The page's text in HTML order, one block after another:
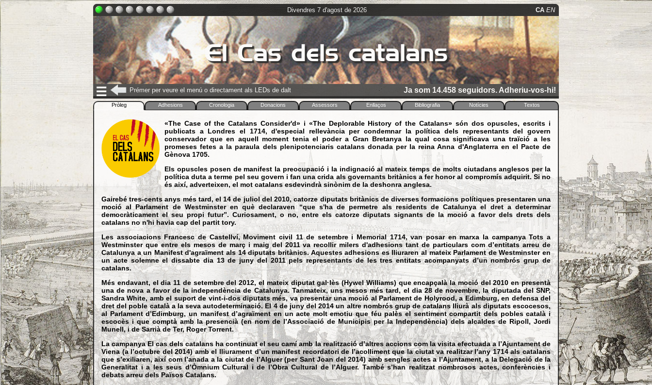
Divendres 7 d'agost de 2026 CA EN
El Cas dels catalans
☰ Prémer per veure el menú o directament als LEDs de dalt Ja som 14.458 seguidors. Adheriu-vos-hi!
Pròleg Adhesions Cronologia Donacions Assessors Enllaços Bibliografia Notícies Textos
«The Case of the Catalans Consider'd» i «The Deplorable History of the Catalans» són dos opuscles, escrits i
publicats a Londres el 1714, d'especial rellevància per condemnar la política dels representants del govern
conservador que en aquell moment tenia el poder a Gran Bretanya la qual cosa significava una traïció a les
promeses fetes a la paraula dels plenipotenciaris catalans donada per la reina Anna d'Anglaterra en el Pacte de
Gènova 1705.
Els opuscles posen de manifest la preocupació i la indignació al mateix temps de molts ciutadans anglesos per la
política duta a terme pel seu govern i fan una crida als governants britànics a fer honor al compromís adquirit. Si no
és així, adverteixen, el mot catalans esdevindrà sinònim de la deshonra anglesa.
Gairebé tres-cents anys més tard, el 14 de juliol del 2010, catorze diputats britànics de diverses formacions polítiques presentaren una
moció al Parlament de Westminster en què declaraven “que s'ha de permetre als residents de Catalunya el dret a determinar
democràticament el seu propi futur”. Curiosament, o no, entre els catorze diputats signants de la moció a favor dels drets dels
catalans no n'hi havia cap del partit tory.
Les associacions Francesc de Castellví, Moviment civil 11 de setembre i Memorial 1714, van posar en marxa la campanya Tots a
Westminster que entre els mesos de març i maig del 2011 va recollir milers d'adhesions tant de particulars com d’entitats arreu de
Catalunya a un Manifest d'agraïment als 14 diputats britànics. Aquestes adhesions es lliuraren al mateix Parlament de Westminster en
un acte solemne el dissabte dia 13 de juny del 2011 pels representants de les tres entitats acompanyats d’un nombrós grup de
catalans.
Més endavant, el dia 11 de setembre del 2012, el mateix diputat gal·lès (Hywel Williams) que encapçalà la moció del 2010 en presentà
una de nova a favor de la independència de Catalunya. Tanmateix, uns mesos més tard, el dia 28 de novembre, la diputada del SNP,
Sandra White, amb el suport de vint-i-dos diputats més, va presentar una moció al Parlament de Holyrood, a Edimburg, en defensa del
dret del poble català a la seva autodeterminació. El 4 de juny del 2014 un altre nombrós grup de catalans lliurà als diputats escocesos,
al Parlament d’Edimburg, un manifest d’agraïment en un acte molt emotiu que féu palès el sentiment compartit dels pobles català i
escocès i que comptà amb la presencià (en nom de l’Associació de Municipis per la Independència) dels alcaldes de Ripoll, Jordi
Munell, i de Sarrià de Ter, Roger Torrent.
La campanya El cas dels catalans ha continuat el seu camí amb la realització d’altres accions com la visita efectuada a l’Ajuntament de
Viena (a l’octubre del 2014) amb el lliurament d’un manifest recordatori de l’acolliment que la ciutat va realitzar l’any 1714 als catalans
que s’exiliaren, així com l’anada a la ciutat de l’Alguer (per Sant Joan del 2014) amb sengles actes a l’Ajuntament, a la Delegació de la
Generalitat i a les seus d’Òmnium Cultural i de l’Obra Cultural de l’Alguer. També s’han realitzat nombrosos actes, conferències i
debats arreu dels Països Catalans.